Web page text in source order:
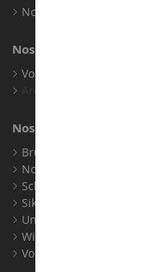
Nos expositions
Nos marques
Voir toutes nos marques
Nos fabricants
Bruder
Norev
Schuco
Siku
Universal Hobbies
Wiking
Voir tous nos fabricants